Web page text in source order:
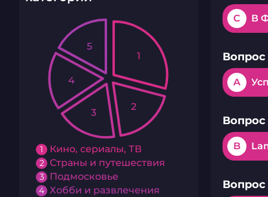
1 Кино, сериалы, ТВ
2 Страны и путешествия
3 Подмосковье
4 Хобби и развлечения
1
2
3
4
5
C В
Вопрос
A
Вопрос
B
Вопрос